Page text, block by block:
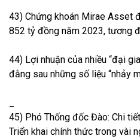
43) Chứng khoán Mirae Asset
852 tỷ đồng năm 2023, tương
44) Lợi nhuận của nhiều “đại
đằng sau những số liệu “nhảy
45) Phó Thống đốc Đào: Chi
Triển khai chính thức trong vài